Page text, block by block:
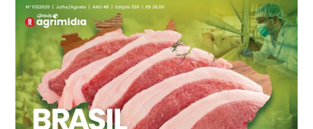
R$ 145,34
cx
Ovo Vermelho - Regional
Grande São Paulo (SP)
R$ 155,59
cx
Ovo Vermelho - Regional